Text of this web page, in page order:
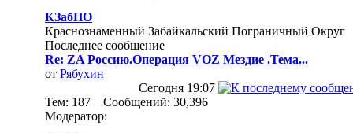
КЗабПО
Краснознаменный Забайкальский Пограничный Округ
Последнее сообщение
Re: ZA Россию.Операция VOZ Мездие .Тема...
от Рябухин
Сегодня 19:07
Тем: 187 Сообщений: 30,396
Модератор: